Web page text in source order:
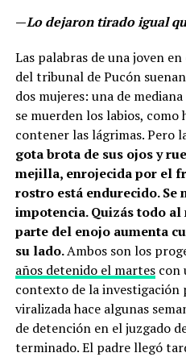
—Lo dejaron tirado igual
Las palabras de una joven
del tribunal de Pucón
dos mujeres: una de
se muerden los labios,
contener las lágrimas. Pero
gota brota de sus ojos y
mejilla, enrojecida por el
rostro está endurecido. Se
impotencia. Quizás todo
parte del enojo aumenta
su lado.Ambos son los
años detenido el martescon
contexto de la investigación
viralizada hace algunas
de detención en el juzgado
terminado. El padre llegó